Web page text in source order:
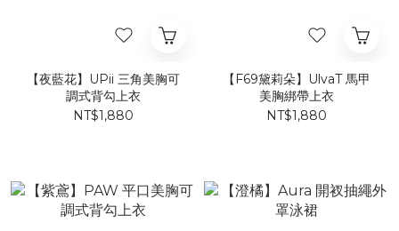
【夜藍花】UPii 三角美胸可
調式背勾上衣
NT$1,880
【F69黛莉朵】UlvaT 馬甲
美胸綁帶上衣
NT$1,880